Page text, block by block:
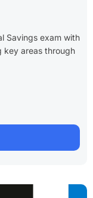
Savings exam with
key areas through